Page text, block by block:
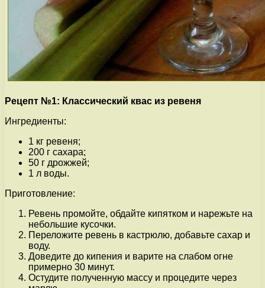
Рецепт №1: Классический квас из ревеня
Ингредиенты:
1 кг ревеня;
200 г сахара;
50 г дрожжей;
1 л воды.
Приготовление:
Ревень промойте, обдайте кипятком и нарежьте на
небольшие кусочки.
Переложите ревень в кастрюлю, добавьте сахар и
воду.
Доведите до кипения и варите на слабом огне
примерно 30 минут.
Остудите полученную массу и процедите через